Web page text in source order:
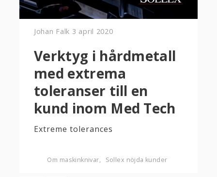
Johan Falk 3 april 2020
Verktyg i hårdmetall
med extrema
toleranser till en
kund inom Med Tech
Extreme tolerances
Om maskinknivar Sollex nöjda kunder